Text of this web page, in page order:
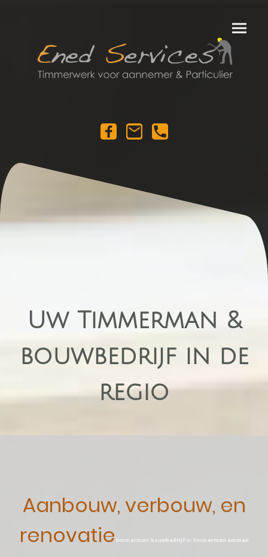
Uw Timmerman &
bouwbedrijf in de
regio
Aanbouw, verbouw, en
renovatie timmerman bouwbedrijfen timmerman emmen